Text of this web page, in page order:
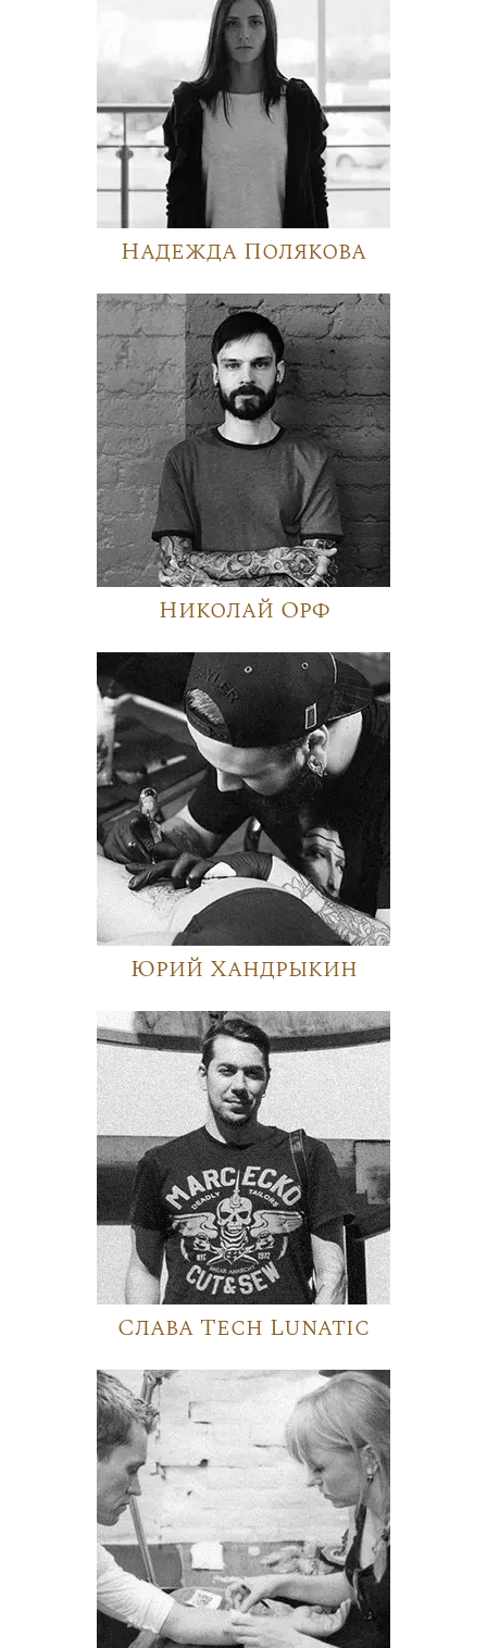
Надежда Полякова
Николай Орф
Юрий Хандрыкин
Слава Tech Lunatic